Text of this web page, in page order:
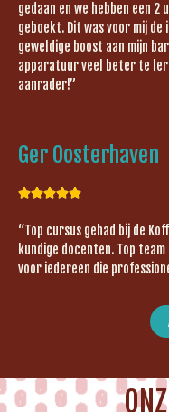
gedaan en we hebben een
geboekt. Dit was voor mij de
geweldige boost aan mijn
apparatuur veel beter te
aanrader!”
Ger Oosterhaven

“Top cursus gehad bij de
kundige docenten. Top
voor iedereen die